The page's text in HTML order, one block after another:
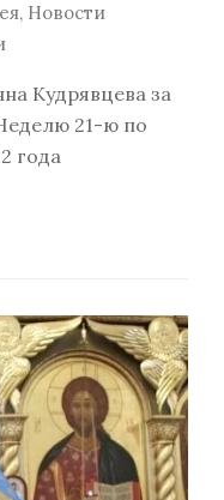
, Новости
Кудрявцева за
21-ю по
года